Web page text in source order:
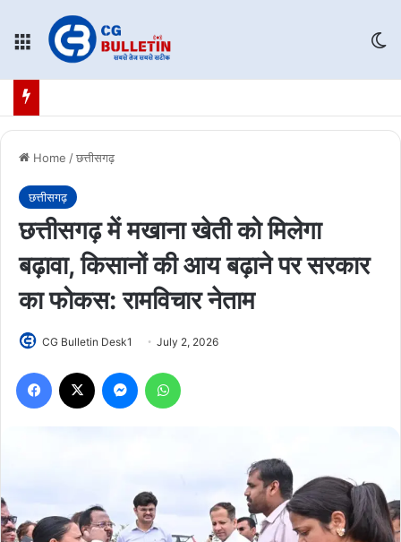
Menu
Home /छत्तीसगढ़
छत्तीसगढ़
छत्तीसगढ़ में मखाना खेती को मिलेगा
बढ़ावा, किसानों की आय बढ़ाने पर सरकार
का फोकस: रामविचार नेताम
CG Bulletin Desk1 July 2, 2026
Facebook Messenger